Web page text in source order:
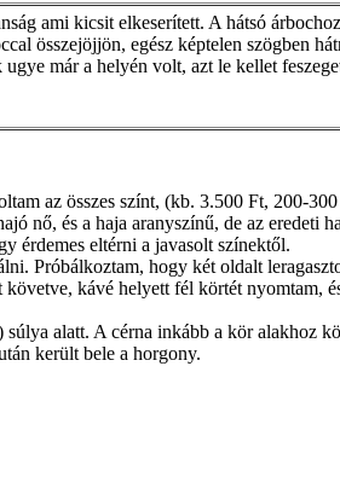
ami kicsit elkeserített. A hátsó
összejöjjön, egész képtelen szögben
már a helyén volt, azt le kellet
az összes színt, (kb. 3.500 Ft, 200-
nő, és a haja aranyszínű, de az eredeti
érdemes eltérni a javasolt színektől.
Próbálkoztam, hogy két oldalt
kávé helyett fél körtét nyomtam,
alatt. A cérna inkább a kör alakhoz
került bele a horgony.